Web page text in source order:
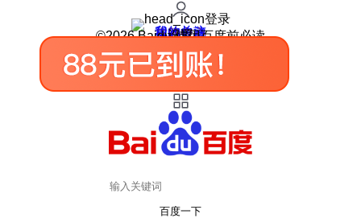
登录
我的关注
我的收藏
皮肤中心
用户反馈
设置
©2026 Baidu 使用百度前必读
百度一下